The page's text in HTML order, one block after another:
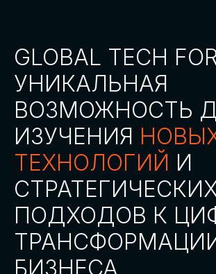
АККРЕДИТАЦИЯ
СМИ
СКАЧАТЬ ПРОГРАММУ
СТАТЬ СПИКЕРОМ
СТАТЬ УЧАСТНИКОМ